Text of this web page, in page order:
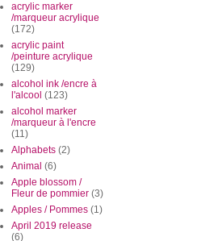
acrylic marker
/marqueur acrylique
(172)
acrylic paint
/peinture acrylique
(129)
alcohol ink /encre à
l'alcool (123)
alcohol marker
/marqueur à l'encre
(11)
Alphabets (2)
Animal (6)
Apple blossom /
Fleur de pommier (3)
Apples / Pommes (1)
April 2019 release
(6)